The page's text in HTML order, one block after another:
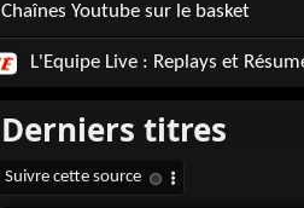
Chaînes Youtube sur le basket
L'Equipe Live : Replays et